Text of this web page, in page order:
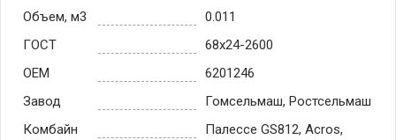
Объем, м3
0.011
ГОСТ
68x24-2600
OEM
6201246
Завод
Гомсельмаш, Ростсельмаш
Комбайн
Палессе GS812, Acros,